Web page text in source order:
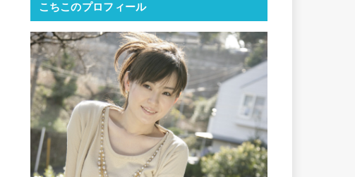
こちこのプロフィール